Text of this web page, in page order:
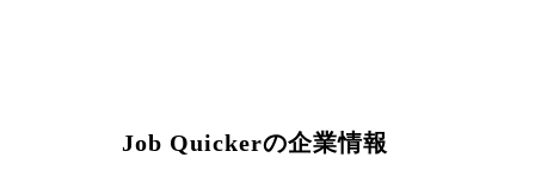
Job Quickerの企業情報